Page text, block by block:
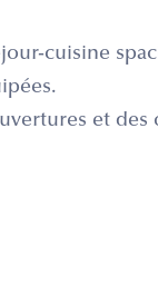
cuisine
et des